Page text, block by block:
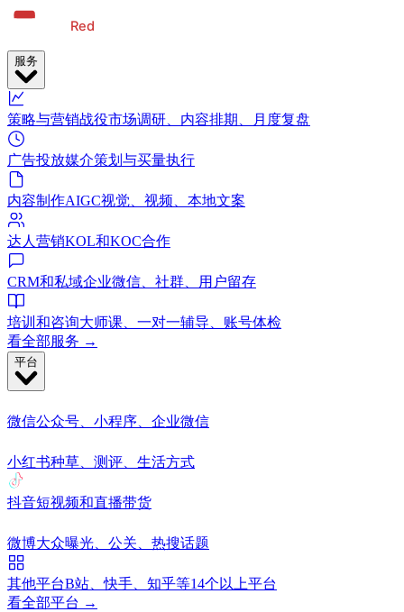
服务
策略与营销战役市场调研、内容排期、月度复盘
广告投放媒介策划与买量执行
内容制作AIGC视觉、视频、本地文案
达人营销KOL和KOC合作
CRM和私域企业微信、社群、用户留存
培训和咨询大师课、一对一辅导、账号体检
看全部服务 →
平台
微信公众号、小程序、企业微信
小红书种草、测评、生活方式
抖音短视频和直播带货
微博大众曝光、公关、热搜话题
其他平台B站、快手、知乎等14个以上平台
看全部平台 →